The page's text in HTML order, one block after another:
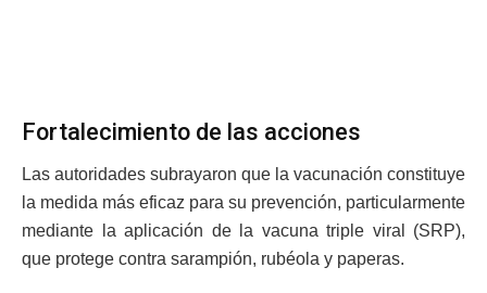
Fortalecimiento de las acciones
Las autoridades subrayaron que la vacunación constituye
la medida más eficaz para su prevención, particularmente
mediante la aplicación de la vacuna triple viral (SRP),
que protege contra sarampión, rubéola y paperas.